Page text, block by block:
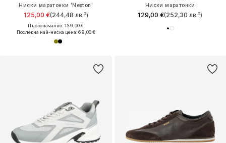
Ниски маратонки 'Neston'
125,00 €(244,48 лв.³)
Първоначално: 139,00 €
Последна най-ниска цена:69,00 €
Ниски маратонки
129,00 €(252,30 лв.³)